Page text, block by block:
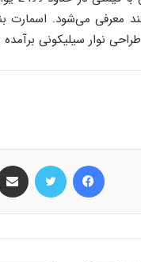
در تاریخ 11 ژانویه در هند
نوار سیلیکونی برآمده